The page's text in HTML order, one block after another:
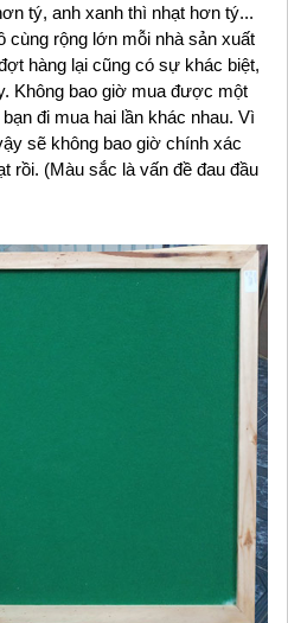
tý, anh xanh thì nhạt hơn tý...
cùng rộng lớn mỗi nhà sản xuất
hàng lại cũng có sự khác biệt,
Không bao giờ mua được một
đi mua hai lần khác nhau. Vì
sẽ không bao giờ chính xác
rồi. (Màu sắc là vấn đề đau đầu